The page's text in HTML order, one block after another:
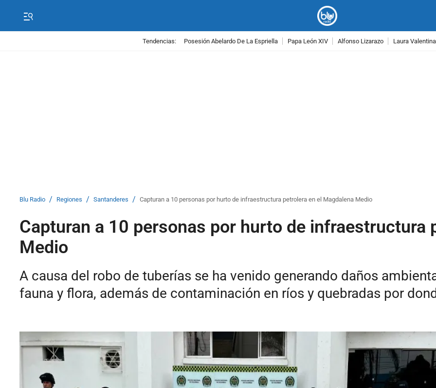
Tendencias: Posesión Abelardo De La Espriella Papa León XIV Alfonso Lizarazo Laura
Blu Radio / Regiones / Santanderes / Capturan a 10 personas por hurto de infraestructura petrolera en el Magdalena Medio
Capturan a 10 personas por hurto de infraestructura
Medio
A causa del robo de tuberías se ha venido generando daños
fauna y flora, además de contaminación en ríos y quebradas por